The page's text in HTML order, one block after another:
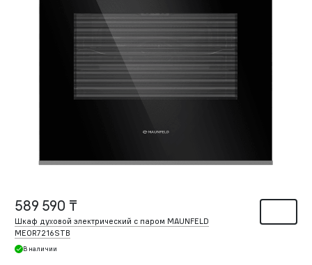
589 590 ₸
Шкаф духовой электрический с паром MAUNFELD
MEOR7216STB
В наличии